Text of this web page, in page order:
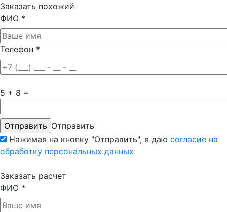
Заказать похожий
ФИО *
Телефон *
5 + 8 =
Отправить
Нажимая на кнопку "Отправить", я даю согласие на
обработку персональных данных
Заказать расчет
ФИО *